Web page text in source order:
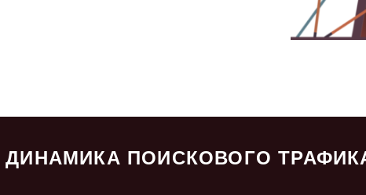
ДИНАМИКА ПОИСКОВОГО